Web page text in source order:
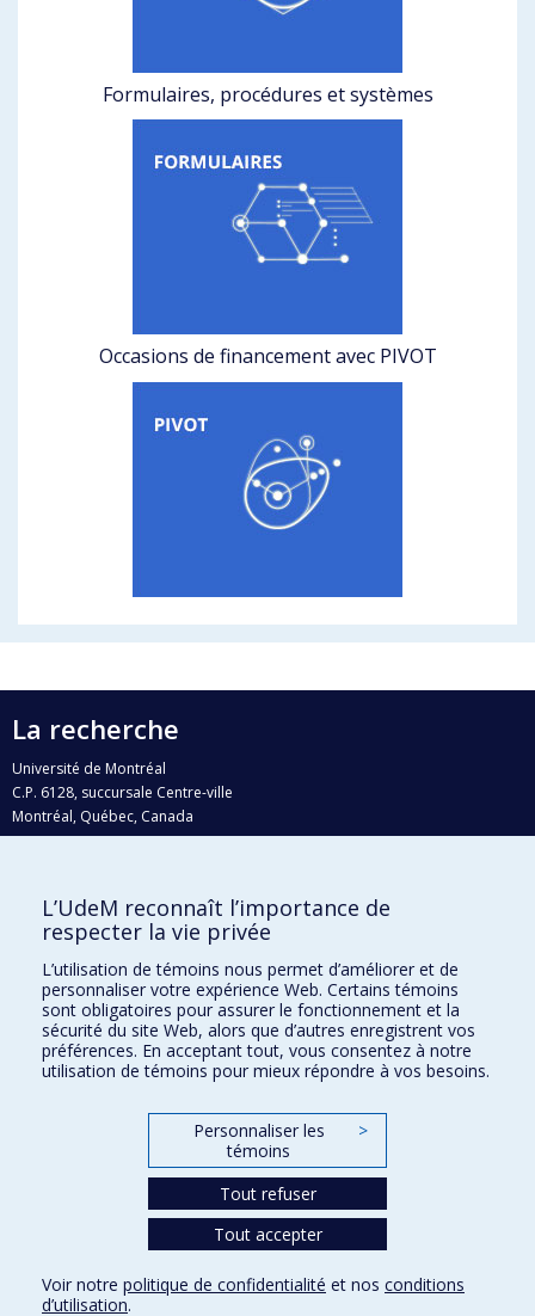
Formulaires, procédures et systèmes
Occasions de financement avec PIVOT
La recherche
Université de Montréal
C.P. 6128, succursale Centre-ville
Montréal, Québec, Canada
H3C 3J7
Qui fait quoi?
Nous trouver
Plan du site
Accessibilité
Conditions d’utilisation
L’UdeM reconnaît l’importance de
respecter la vie privée
L’utilisation de témoins nous permet d’améliorer et de
personnaliser votre expérience Web. Certains témoins
sont obligatoires pour assurer le fonctionnement et la
sécurité du site Web, alors que d’autres enregistrent vos
préférences. En acceptant tout, vous consentez à notre
utilisation de témoins pour mieux répondre à vos besoins.
Personnaliser les
témoins
>
Tout refuser
Tout accepter
Voir notre politique de confidentialité et nos conditions
d’utilisation.